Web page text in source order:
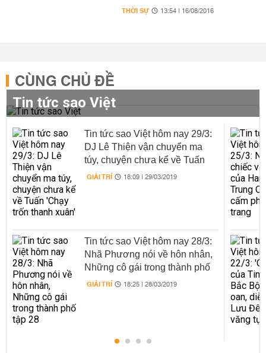
THỜI SỰ 13:54 | 16/08/2016
CÙNG CHỦ ĐỀ
Tin tức sao Việt
Tin tức sao Việt hôm nay 29/3:
DJ Lê Thiện vận chuyển ma
túy, chuyện chưa kể về Tuấn
'Chạy trốn thanh xuân'
GIẢI TRÍ 18:09 | 29/03/2019
Tin tức sao Việt hôm nay 28/3:
Nhã Phương nói về hôn nhân,
Những cô gái trong thành phố
tập 28
GIẢI TRÍ 18:25 | 28/03/2019